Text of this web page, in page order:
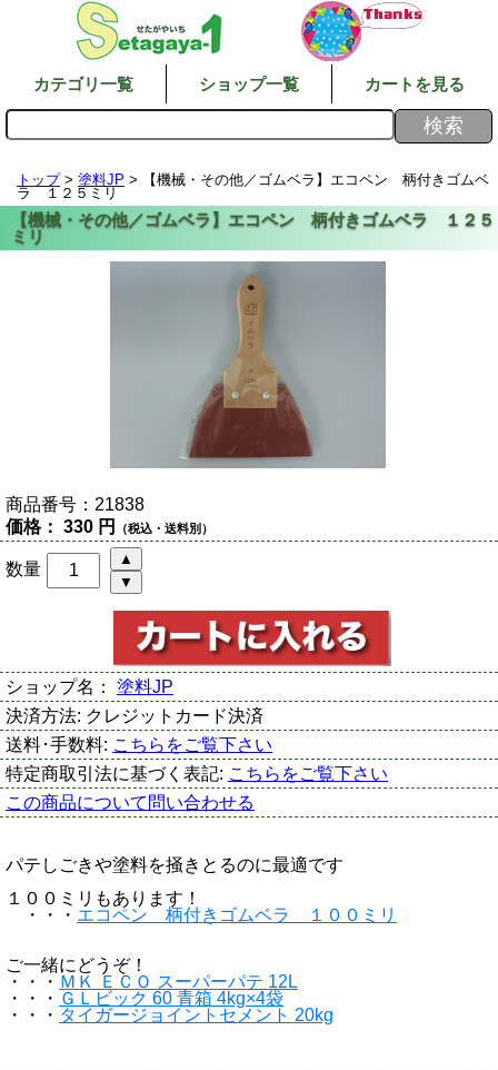
カテゴリ一覧 ショップ一覧 カートを見る
トップ> 塗料JP > 【機械・その他／ゴムベラ】エコペン 柄付きゴムベ
ラ １２５ミリ
商品番号： 21838
価格： 330 円 （税込・送料別）
数量
ショップ名： 塗料JP
決済方法: クレジットカード決済
送料･手数料: こちらをご覧下さい
特定商取引法に基づく表記: こちらをご覧下さい
この商品について問い合わせる
パテしごきや塗料を掻きとるのに最適です
１００ミリもあります！
・・・ エコペン 柄付きゴムベラ １００ミリ
ご一緒にどうぞ！
・・・ ＭＫ ＥＣＯ スーパーパテ 12L
・・・ ＧＬビック 60 青箱 4kg×4袋
・・・ タイガージョイントセメント 20kg